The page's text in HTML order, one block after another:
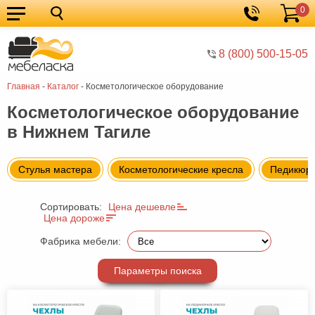
8 (800) 500-15-05
Корзина
0
Главная - Каталог - Косметологическое оборудование
Кухонные
гарнитуры
Мебель
для
кухни
Мебель
для
спальни
Кровати
Шкафы
Диваны
Мягкая
Мебель
Косметологическое оборудование
в Нижнем Тагиле
Стулья мастера Косметологические кресла
Сортировать:
Цена дешевле
Цена дороже
Фабрика мебели:
Параметры поиска